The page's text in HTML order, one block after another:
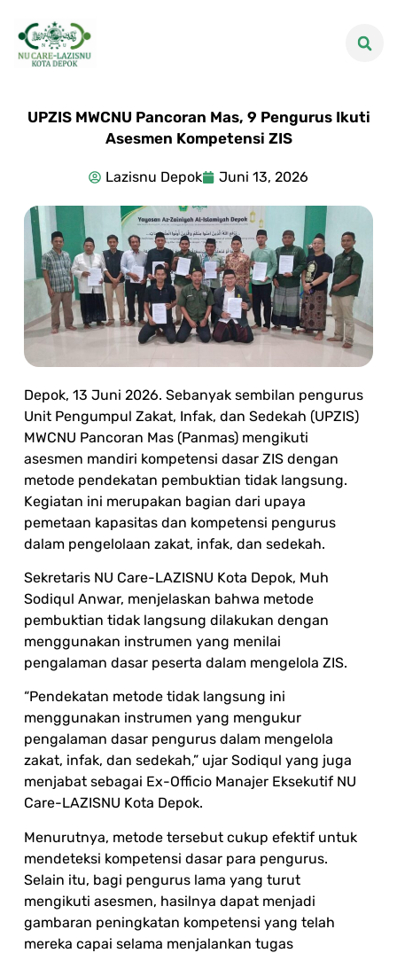
UPZIS MWCNU Pancoran Mas, 9 Pengurus Ikuti
Asesmen Kompetensi ZIS
Lazisnu Depok Juni 13, 2026
Depok, 13 Juni 2026. Sebanyak sembilan pengurus
Unit Pengumpul Zakat, Infak, dan Sedekah (UPZIS)
MWCNU Pancoran Mas (Panmas) mengikuti
asesmen mandiri kompetensi dasar ZIS dengan
metode pendekatan pembuktian tidak langsung.
Kegiatan ini merupakan bagian dari upaya
pemetaan kapasitas dan kompetensi pengurus
dalam pengelolaan zakat, infak, dan sedekah.
Sekretaris NU Care-LAZISNU Kota Depok, Muh
Sodiqul Anwar, menjelaskan bahwa metode
pembuktian tidak langsung dilakukan dengan
menggunakan instrumen yang menilai
pengalaman dasar peserta dalam mengelola ZIS.
“Pendekatan metode tidak langsung ini
menggunakan instrumen yang mengukur
pengalaman dasar pengurus dalam mengelola
zakat, infak, dan sedekah,” ujar Sodiqul yang juga
menjabat sebagai Ex-Officio Manajer Eksekutif NU
Care-LAZISNU Kota Depok.
Menurutnya, metode tersebut cukup efektif untuk
mendeteksi kompetensi dasar para pengurus.
Selain itu, bagi pengurus lama yang turut
mengikuti asesmen, hasilnya dapat menjadi
gambaran peningkatan kompetensi yang telah
mereka capai selama menjalankan tugas